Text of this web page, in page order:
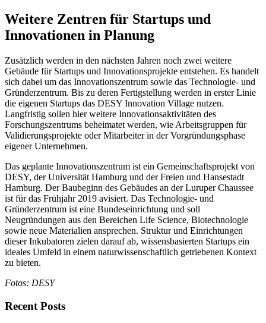
Weitere Zentren für Startups und
Innovationen in Planung
Zusätzlich werden in den nächsten Jahren noch zwei weitere
Gebäude für Startups und Innovationsprojekte entstehen. Es handelt
sich dabei um das Innovationszentrum sowie das Technologie- und
Gründerzentrum. Bis zu deren Fertigstellung werden in erster Linie
die eigenen Startups das DESY Innovation Village nutzen.
Langfristig sollen hier weitere Innovationsaktivitäten des
Forschungszentrums beheimatet werden, wie Arbeitsgruppen für
Validierungsprojekte oder Mitarbeiter in der Vorgründungsphase
eigener Unternehmen.
Das geplante Innovationszentrum ist ein Gemeinschaftsprojekt von
DESY, der Universität Hamburg und der Freien und Hansestadt
Hamburg. Der Baubeginn des Gebäudes an der Luruper Chaussee
ist für das Frühjahr 2019 avisiert. Das Technologie- und
Gründerzentrum ist eine Bundeseinrichtung und soll
Neugründungen aus den Bereichen Life Science, Biotechnologie
sowie neue Materialien ansprechen. Struktur und Einrichtungen
dieser Inkubatoren zielen darauf ab, wissensbasierten Startups ein
ideales Umfeld in einem naturwissenschaftlich getriebenen Kontext
zu bieten.
Fotos: DESY
Recent Posts